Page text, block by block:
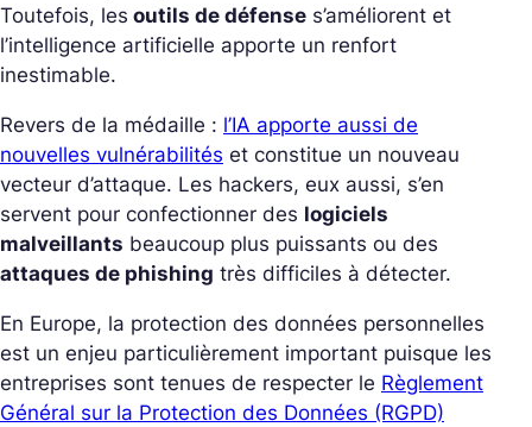
Toutefois, les outils de défense s’améliorent et
l’intelligence artificielle apporte un renfort
inestimable.
Revers de la médaille : l’IA apporte aussi de
nouvelles vulnérabilités et constitue un nouveau
vecteur d’attaque. Les hackers, eux aussi, s’en
servent pour confectionner des logiciels
malveillants beaucoup plus puissants ou des
attaques de phishing très difficiles à détecter.
En Europe, la protection des données personnelles
est un enjeu particulièrement important puisque les
entreprises sont tenues de respecter le Règlement
Général sur la Protection des Données (RGPD)